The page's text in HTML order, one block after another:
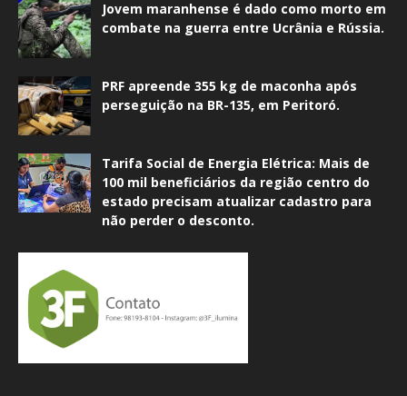
Jovem maranhense é dado como morto em
combate na guerra entre Ucrânia e Rússia.
PRF apreende 355 kg de maconha após
perseguição na BR-135, em Peritoró.
Tarifa Social de Energia Elétrica: Mais de
100 mil beneficiários da região centro do
estado precisam atualizar cadastro para
não perder o desconto.